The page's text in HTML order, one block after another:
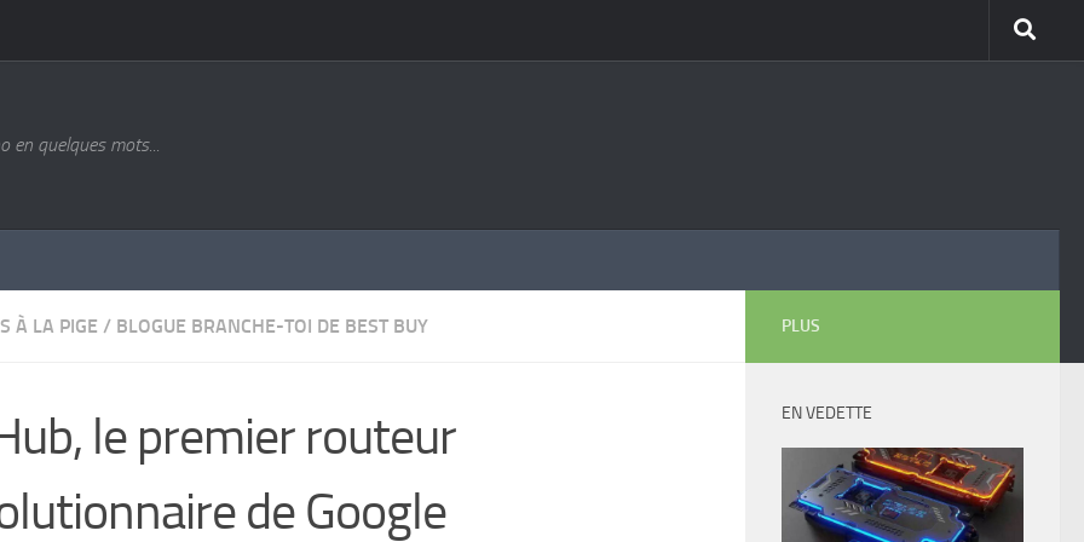
en quelques mots...
À LA PIGE / BLOGUE BRANCHE-TOI DE BEST BUY
le premier routeur
de Google
PLUS
EN VEDETTE